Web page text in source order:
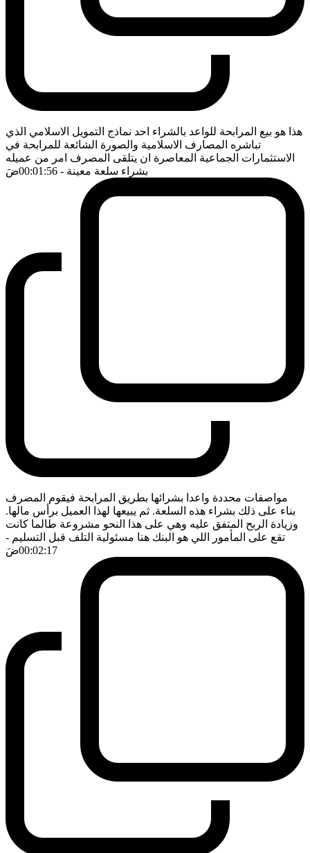
هذا هو بيع المرابحة للواعد بالشراء احد نماذج التمويل الاسلامي الذي
تباشره المصارف الاسلامية والصورة الشائعة للمرابحة في
الاستثمارات الجماعية المعاصرة ان يتلقى المصرف امر من عميله
بشراء سلعة معينة - 00:01:56 ضَ
مواصفات محددة واعدا بشرائها بطريق المرابحة فيقوم المصرف
بناء على ذلك بشراء هذه السلعة. ثم يبيعها لهذا العميل برأس مالها.
وزيادة الربح المتفق عليه وهي على هذا النحو مشروعة طالما كانت
تقع على المأمور اللي هو البنك هنا مسئولية التلف قبل التسليم -
00:02:17ضَ